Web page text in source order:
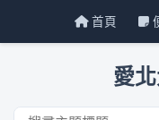
首頁
愛